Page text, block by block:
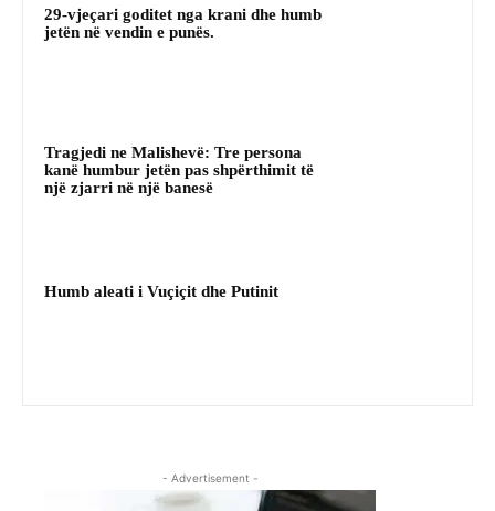
29-vjeçari goditet nga krani dhe humb
jetën në vendin e punës.
Tragjedi ne Malishevë: Tre persona
kanë humbur jetën pas shpërthimit të
një zjarri në një banesë
Humb aleati i Vuçiçit dhe Putinit
- Advertisement -